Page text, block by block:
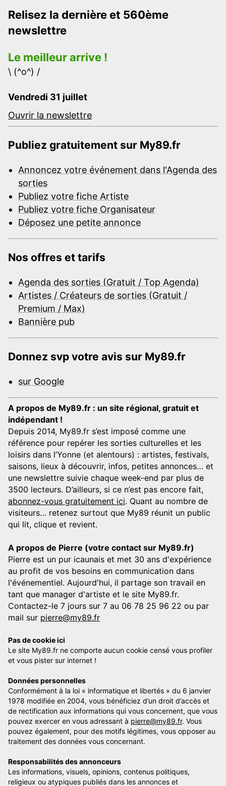
Relisez la dernière et 560ème
newslettre
Le meilleur arrive !
\ (^o^) /
Vendredi 31 juillet
Ouvrir la newslettre
Publiez gratuitement sur My89.fr
Annoncez votre événement dans l'Agenda des
sorties
Publiez votre fiche Artiste
Publiez votre fiche Organisateur
Déposez une petite annonce
Nos offres et tarifs
Agenda des sorties (Gratuit / Top Agenda)
Artistes / Créateurs de sorties (Gratuit /
Premium / Max)
Bannière pub
Donnez svp votre avis sur My89.fr
sur Google
A propos de My89.fr : un site régional, gratuit et
indépendant !
Depuis 2014, My89.fr s’est imposé comme une
référence pour repérer les sorties culturelles et les
loisirs dans l’Yonne (et alentours) : artistes, festivals,
saisons, lieux à découvrir, infos, petites annonces… et
une newslettre suivie chaque week-end par plus de
3500 lecteurs. D’ailleurs, si ce n’est pas encore fait,
abonnez-vous gratuitement ici. Quant au nombre de
visiteurs… retenez surtout que My89 réunit un public
qui lit, clique et revient.
A propos de Pierre (votre contact sur My89.fr)
Pierre est un pur icaunais et met 30 ans d'expérience
au profit de vos besoins en communication dans
l'événementiel. Aujourd'hui, il partage son travail en
tant que manager d'artiste et le site My89.fr.
Contactez-le 7 jours sur 7 au 06 78 25 96 22 ou par
mail sur pierre@my89.fr
Pas de cookie ici
Le site My89.fr ne comporte aucun cookie censé vous profiler
et vous pister sur internet !
Données personnelles
Conformément à la loi « informatique et libertés » du 6 janvier
1978 modifiée en 2004, vous bénéficiez d’un droit d’accès et
de rectification aux informations qui vous concernent, que vous
pouvez exercer en vous adressant à pierre@my89.fr. Vous
pouvez également, pour des motifs légitimes, vous opposer au
traitement des données vous concernant.
Responsabilités des annonceurs
Les informations, visuels, opinions, contenus politiques,
religieux ou atypiques publiés dans les annonces et